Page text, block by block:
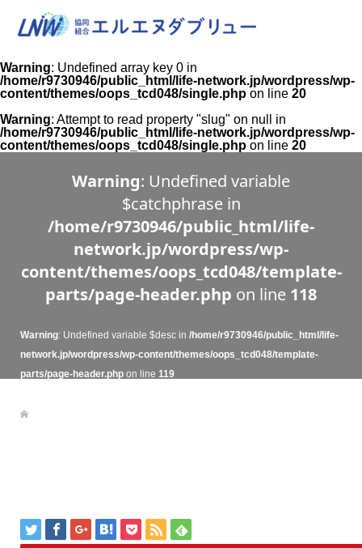
Warning: Undefined array key 0 in
/home/r9730946/public_html/life-network.jp/wordpress/wp-
content/themes/oops_tcd048/single.php on line 20
Warning: Attempt to read property "slug" on null in
/home/r9730946/public_html/life-network.jp/wordpress/wp-
content/themes/oops_tcd048/single.php on line 20
Warning: Undefined variable
$catchphrase in
/home/r9730946/public_html/life-
network.jp/wordpress/wp-
content/themes/oops_tcd048/template-
parts/page-header.php on line 118
Warning: Undefined variable $desc in /home/r9730946/public_html/life-
network.jp/wordpress/wp-content/themes/oops_tcd048/template-
parts/page-header.phpon line 119